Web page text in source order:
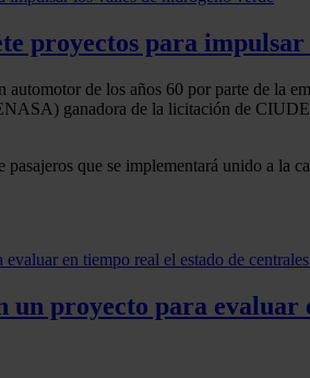
proyectos para
de los años 60 por parte de la
ganadora de la licitación de
que se implementará unido a la
proyecto para evaluar